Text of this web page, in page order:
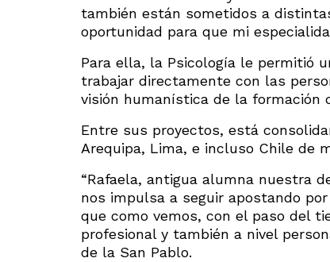
también están sometidos a
oportunidad para que mi
Para ella, la Psicología le permitió
trabajar directamente con las
visión humanística de la formación
Entre sus proyectos, está
Arequipa, Lima, e incluso Chile de
“Rafaela, antigua alumna nuestra
nos impulsa a seguir apostando
que como vemos, con el paso del
profesional y también a nivel
de la San Pablo.